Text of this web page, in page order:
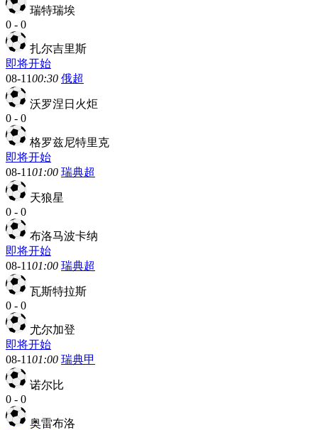
瑞特瑞埃
0 - 0
扎尔吉里斯
即将开始
08-1100:30 俄超
沃罗涅日火炬
0 - 0
格罗兹尼特里克
即将开始
08-1101:00 瑞典超
天狼星
0 - 0
布洛马波卡纳
即将开始
08-1101:00 瑞典超
瓦斯特拉斯
0 - 0
尤尔加登
即将开始
08-1101:00 瑞典甲
诺尔比
0 - 0
奥雷布洛